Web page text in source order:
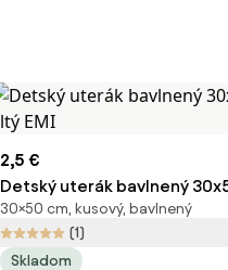
2,5 €
Detský uterák bavlnený
žltý EMI
30×50 cm, kusový, bavlnený
(1)
Skladom